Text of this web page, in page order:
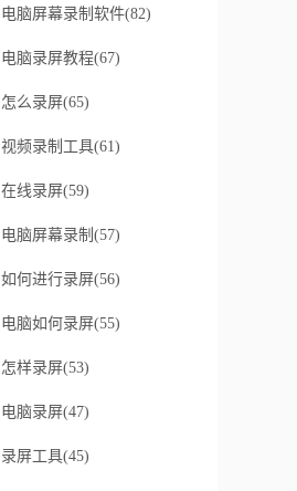
电脑屏幕录制软件(82)
电脑录屏教程(67)
怎么录屏(65)
视频录制工具(61)
在线录屏(59)
电脑屏幕录制(57)
如何进行录屏(56)
电脑如何录屏(55)
怎样录屏(53)
电脑录屏(47)
录屏工具(45)